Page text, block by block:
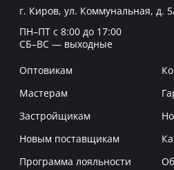
г. Киров, ул. Коммунальная, д.
ПН–ПТ с 8:00 до 17:00
СБ–ВС — выходные
Оптовикам
Мастерам
Застройщикам
Новым поставщикам
Программа лояльности